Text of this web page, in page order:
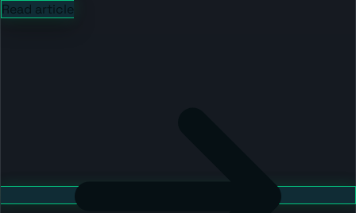
Read article